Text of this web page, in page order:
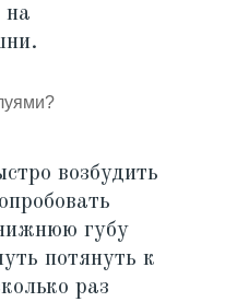
на
возбудить
губу
потянуть к
раз